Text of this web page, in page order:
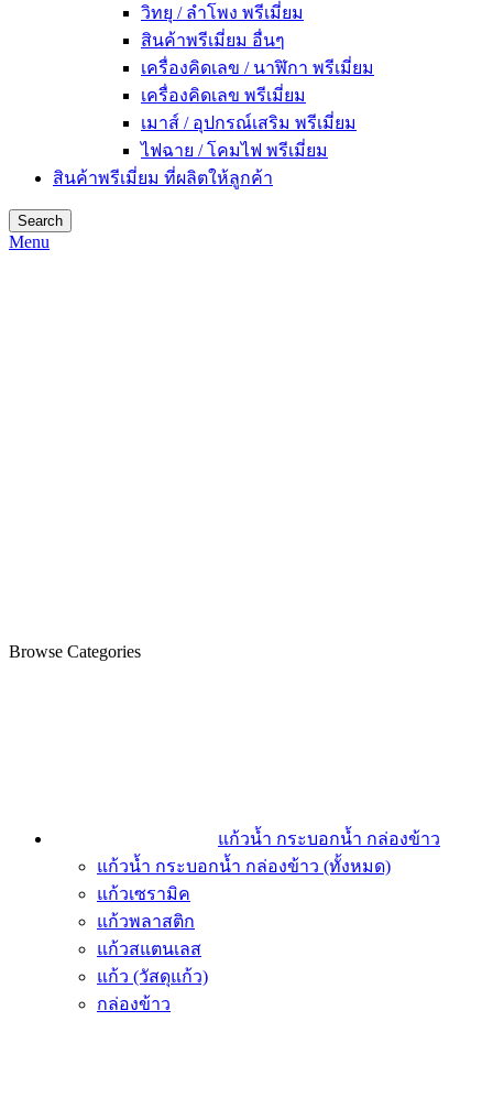
วิทยุ / ลำโพง พรีเมี่ยม
สินค้าพรีเมี่ยม อื่นๆ
เครื่องคิดเลข / นาฬิกา พรีเมี่ยม
เครื่องคิดเลข พรีเมี่ยม
เมาส์ / อุปกรณ์เสริม พรีเมี่ยม
ไฟฉาย / โคมไฟ พรีเมี่ยม
สินค้าพรีเมี่ยม ที่ผลิตให้ลูกค้า
Search
Menu
Browse Categories
แก้วน้ำ กระบอกน้ำ กล่องข้าว
แก้วน้ำ กระบอกน้ำ กล่องข้าว (ทั้งหมด)
แก้วเซรามิค
แก้วพลาสติก
แก้วสแตนเลส
แก้ว (วัสดุแก้ว)
กล่องข้าว